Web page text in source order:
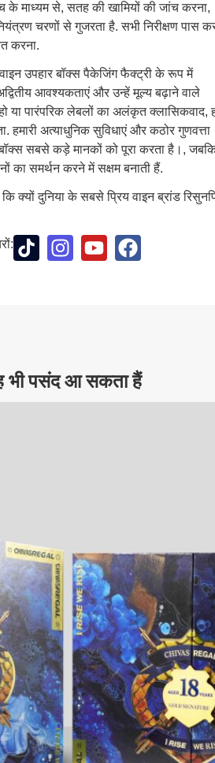
के माध्यम से, सतह की खामियों की जांच करना,
चरणों से गुजरता है. सभी निरीक्षण पास
करना.
उपहार बॉक्स पैकेजिंग फैक्ट्री के रूप में
आवश्यकताएं और उन्हें मूल्य बढ़ाने वाले
या पारंपरिक लेबलों का अलंकृत क्लासिकवाद,
हमारी अत्याधुनिक सुविधाएं और कठोर गुणवत्ता
बॉक्स सबसे कड़े मानकों को पूरा करता है।,
का समर्थन करने में सक्षम बनाती हैं.
दुनिया के सबसे प्रिय वाइन ब्रांड
भी पसंद आ सकता हैं